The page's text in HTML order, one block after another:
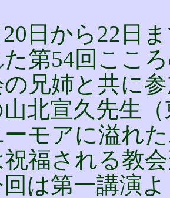
日から22日
第54回ここ
兄姉と共に
北宣久先生
ーモアに溢れ
福される教
は第一講演